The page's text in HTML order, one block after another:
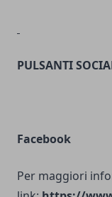
PULSANTI
Facebook
Per maggiori